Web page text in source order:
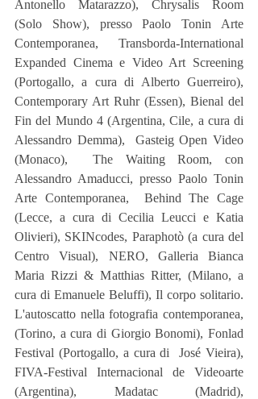
Antonello Matarazzo), Chrysalis Room
(Solo Show), presso Paolo Tonin Arte
Contemporanea, Transborda-International
Expanded Cinema e Video Art Screening
(Portogallo, a cura di Alberto Guerreiro),
Contemporary Art Ruhr (Essen), Bienal del
Fin del Mundo 4 (Argentina, Cile, a cura di
Alessandro Demma),  Gasteig Open Video
(Monaco),  The Waiting Room, con
Alessandro Amaducci, presso Paolo Tonin
Arte Contemporanea,  Behind The Cage
(Lecce, a cura di Cecilia Leucci e Katia
Olivieri), SKINcodes, Paraphotò (a cura del
Centro Visual), NERO, Galleria Bianca
Maria Rizzi & Matthias Ritter, (Milano, a
cura di Emanuele Beluffi), Il corpo solitario.
L'autoscatto nella fotografia contemporanea,
(Torino, a cura di Giorgio Bonomi), Fonlad
Festival (Portogallo, a cura di  José Vieira),
FIVA-Festival Internacional de Videoarte
(Argentina), Madatac (Madrid),